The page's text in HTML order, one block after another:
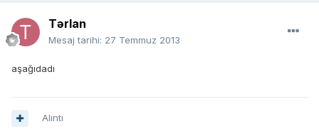
Tərlan
Mesaj tarihi: 27 Temmuz 2013
aşağıdadı
Alıntı